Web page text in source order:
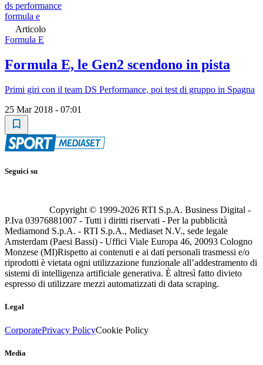
ds performance
formula e
Articolo
Formula E
Formula E, le Gen2 scendono in pista
Primi giri con il team DS Performance, poi test di gruppo in Spagna
25 Mar 2018 - 07:01
Seguici su
Copyright © 1999-2026 RTI S.p.A. Business Digital -
P.Iva 03976881007 - Tutti i diritti riservati - Per la pubblicità
Mediamond S.p.A. - RTI S.p.A., Mediaset N.V., sede legale
Amsterdam (Paesi Bassi) - Uffici Viale Europa 46, 20093 Cologno
Monzese (MI)Rispetto ai contenuti e ai dati personali trasmessi e/o
riprodotti è vietata ogni utilizzazione funzionale all’addestramento di
sistemi di intelligenza artificiale generativa. È altresì fatto divieto
espresso di utilizzare mezzi automatizzati di data scraping.
Legal
CorporatePrivacy PolicyCookie Policy
Media